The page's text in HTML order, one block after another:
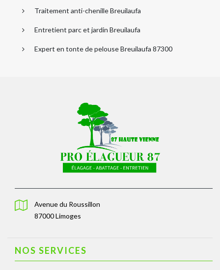
Traitement anti-chenille Breuilaufa
Entretient parc et jardin Breuilaufa
Expert en tonte de pelouse Breuilaufa 87300
Avenue du Roussillon
87000 Limoges
NOS SERVICES